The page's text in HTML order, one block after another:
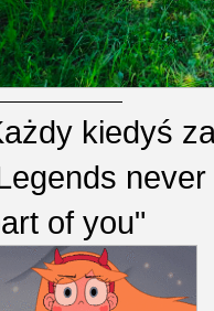
kiedyś
of you"